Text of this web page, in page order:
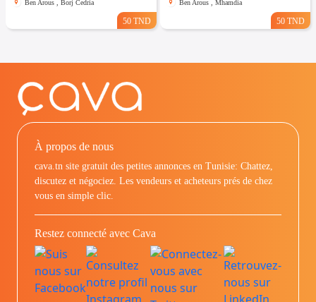
Ben Arous , Borj Cedria
50 TND
Ben Arous , Mhamdia
50 TND
À propos de nous
cava.tn site gratuit des petites annonces en Tunisie: Chattez,
discutez et négociez. Les vendeurs et acheteurs prés de chez
vous en simple clic.
Restez connecté avec Cava